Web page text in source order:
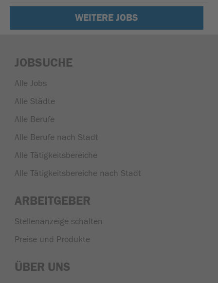
WEITERE JOBS
JOBSUCHE
Alle Jobs
Alle Städte
Alle Berufe
Alle Berufe nach Stadt
Alle Tätigkeitsbereiche
Alle Tätigkeitsbereiche nach Stadt
ARBEITGEBER
Stellenanzeige schalten
Preise und Produkte
ÜBER UNS